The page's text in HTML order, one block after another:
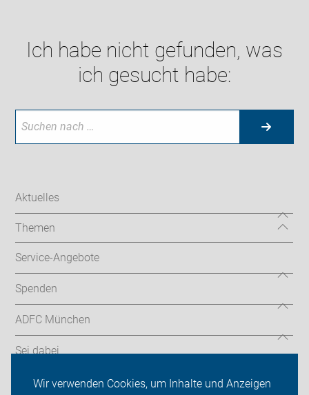
Wir verwenden Cookies, um Inhalte und Anzeigen
Ich habe nicht gefunden, was
ich gesucht habe:
Aktuelles
Themen
Service-Angebote
Spenden
ADFC München
Sei dabei
Presse